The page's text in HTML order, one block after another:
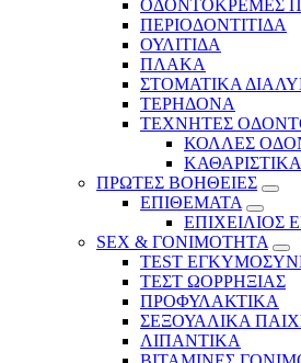
ΟΔΟΝΤΟΚΡΕΜΕΣ
ΠΕΡΙΟΔΟΝΤΙΤΙΔΑ
ΟΥΛΙΤΙΔΑ
ΠΛΑΚΑ
ΣΤΟΜΑΤΙΚΑ
ΤΕΡΗΔΟΝΑ
ΤΕΧΝΗΤΕΣ
ΚΟΛΛΕΣ
ΠΡΩΤΕΣ ΒΟΗΘΕΙΕΣ
ΕΠΙΘΕΜΑΤΑ
ΕΠΙΧΕΙΛΙΟΣ
SEX & ΓΟΝΙΜΟΤΗΤΑ
TEST
ΤΕΣΤ ΩΟΡΡΗΞΙΑΣ
ΠΡΟΦΥΛΑΚΤΙΚΑ
ΣΕΞΟΥΑΛΙΚΑ
ΛΙΠΑΝΤΙΚΑ